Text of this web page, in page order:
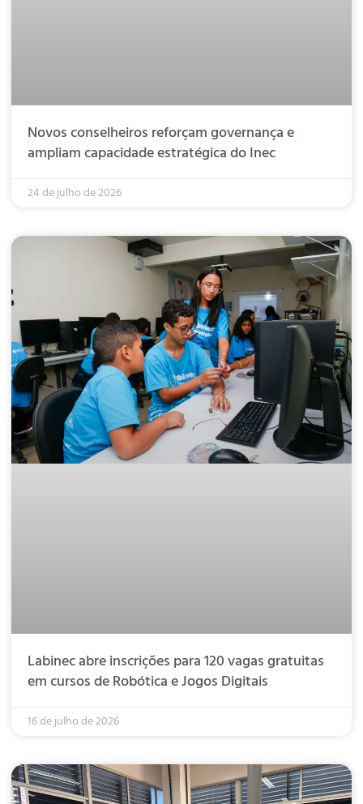
Novos conselheiros reforçam governança e
ampliam capacidade estratégica do Inec
24 de julho de 2026
Labinec abre inscrições para 120 vagas gratuitas
em cursos de Robótica e Jogos Digitais
16 de julho de 2026